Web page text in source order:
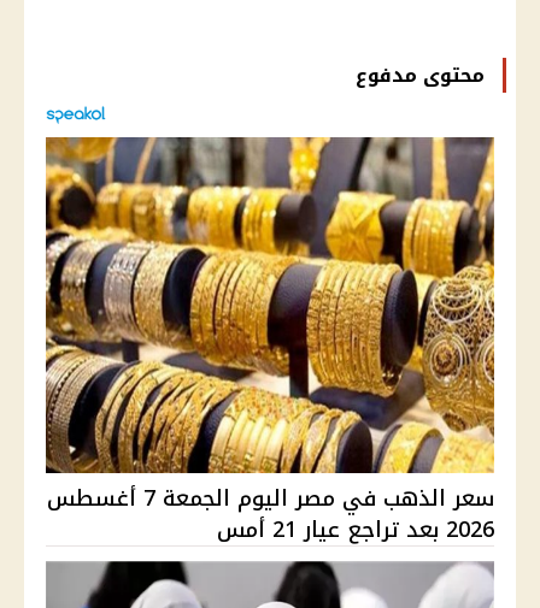
محتوى مدفوع
سعر الذهب في مصر اليوم الجمعة 7 أغسطس
2026 بعد تراجع عيار 21 أمس